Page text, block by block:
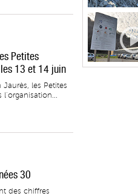
Petites
13 et 14 juin
les Petites
30
des chiffres